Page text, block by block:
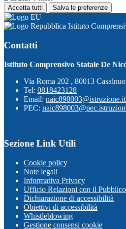
Accetta tutti Salva le preferenze
Istituto
Contatti
Istituto Comprensivo Statale De
Via Roma 202 , 80013
Tel: 0818423128
Email: naic898003@istruzione.it
PEC:
Sezione Link Utili
Cookie policy
Note legali
Informativa Privacy
Ufficio Relazioni con il Pubblico
Dichiarazione di accessibilità
Obiettivi di accessibilità
Whistleblowing
Gestione consensi cookie